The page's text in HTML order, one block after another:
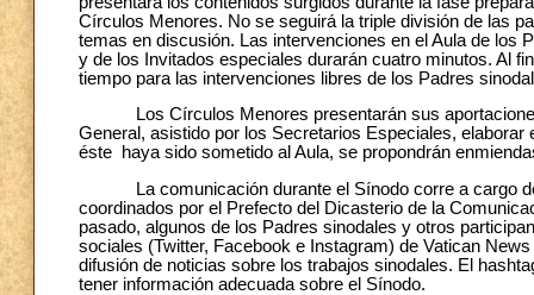
Círculos Menores. No se seguirá la triple división de las
temas en discusión. Las intervenciones en el Aula de los
y de los Invitados especiales durarán cuatro minutos. Al
tiempo para las intervenciones libres de los Padres
Los Círculos Menores presentarán sus aportaciones
General, asistido por los Secretarios Especiales,
éste haya sido sometido al Aula, se propondrán
La comunicación durante el Sínodo corre a cargo del
coordinados por el Prefecto del Dicasterio de la
pasado, algunos de los Padres sinodales y otros
sociales (Twitter, Facebook e Instagram) de Vatican
difusión de noticias sobre los trabajos sinodales. El
tener información adecuada sobre el Sínodo.